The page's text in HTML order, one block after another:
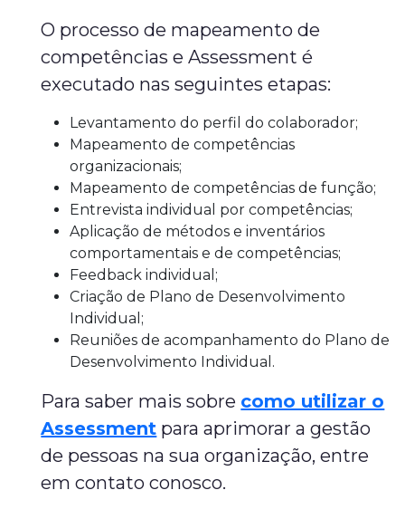
O processo de mapeamento de
competências e Assessment é
executado nas seguintes etapas:
Levantamento do perfil do colaborador;
Mapeamento de competências
organizacionais;
Mapeamento de competências de função;
Entrevista individual por competências;
Aplicação de métodos e inventários
comportamentais e de competências;
Feedback individual;
Criação de Plano de Desenvolvimento
Individual;
Reuniões de acompanhamento do Plano de
Desenvolvimento Individual.
Para saber mais sobre como utilizar o
Assessment para aprimorar a gestão
de pessoas na sua organização, entre
em contato conosco.